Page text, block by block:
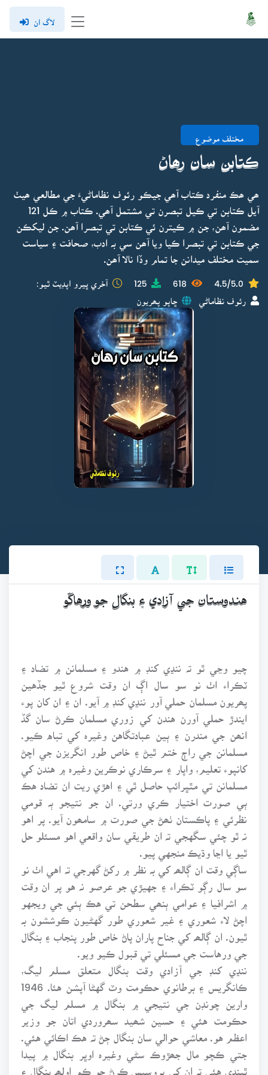
لاگ ان
مختلف موضوع
ڪتابن سان رھاڻ
ھي ھڪ منفرد ڪتاب آھي جيڪو رئوف نظاماڻيءَ جي مطالعي ھيٺ
آيل ڪتابن تي ڪيل تبصرن تي مشتمل آھي. ڪتاب ۾ ڪل 121
مضمون آھن، جن ۾ ڪيترن ئي ڪتابن تي تبصرا آھن. جن ليکڪن
جي ڪتابن تي تبصرا ڪيا ويا آھن سي بہ ادب، صحافت ۽ سياست
سميت مختلف ميدانن جا تمام وڏا نالا آھن.
4.5/5.0
618
125 آخري ڀيرو اپڊيٽ ٿيو:
رئوف نظاماڻي ڇاپو پھريون
هندوستان جي آزادي ۽ بنگال جو ورهاڱو
چيو وڃي ٿو تہ ننڍي کنڊ ۾ هندو ۽ مسلمانن ۾ تضاد ۽
ٽڪراء اٺ نو سو سال اڳ ان وقت شروع ٿيو جڏهين
پھريون مسلمان حملي آور ننڍي کنڊ ۾ آيو. ان ۽ ان کان پوء
ايندڙ حملي آورن هندن کي زوري مسلمان ڪرڻ سان گڏ
انھن جي مندرن ۽ ٻين عبادتگاهن وغيرہ کي تباه ڪيو.
مسلمانن جي راڄ ختم ٿيڻ ۽ خاص طور انگريزن جي اچڻ
کانپوء تعليم، واپار ۽ سرڪاري نوڪرين وغيرہ ۾ هندن کي
مسلمانن تي مٿڀرائپ حاصل ٿي ۽ اهڙي ريت ان تضاد هڪ
ٻي صورت اختيار ڪري ورتي. ان جو نتيجو ٻہ قومي
نظرئي ۽ پاڪستان ٺھڻ جي صورت ۾ سامھون آيو. پر اهو
نہ ٿو چئي سگهجي تہ ان طريقي سان واقعي اهو مسئلو حل
ٿيو يا اڃا وڌيڪ منجهي پيو.
ساڳي وقت ان ڳالھہ کي بہ نظر ۾ رکڻ گهرجي تہ اهي اٺ نو
سو سال رڳو ٽڪراء ۽ جهيڙي جو عرصو نہ هو پر ان وقت
۾ اشرافيا ۽ عوامي ٻنھي سطحن تي هڪ ٻئي جي ويجهو
اچڻ لاء شعوري ۽ غير شعوري طور گهڻيون ڪوششون بہ
ٿيون. ان ڳالھہ کي جناح پاران پاڻ خاص طور پنجاب ۽ بنگال
جي ورهاست جي مسئلي تي قبول ڪيو ويو.
ننڍي کنڊ جي آزادي وقت بنگال متعلق مسلم ليگ،
ڪانگريس ۽ برطانوي حڪومت وٽ گهڻا آپشن هئا. 1946
وارين چونڊن جي نتيجي ۾ بنگال ۾ مسلم ليگ جي
حڪومت هئي ۽ حسين شھيد سھروردي اتان جو وزير
اعظم هو. معاشي حوالي سان بنگال ڄڻ تہ هڪ اڪائي هئي.
جتي ڪچو مال جھڙوڪ سڻي وغيرہ اوڀر بنگال ۾ پيدا
ٿيندي هئي تہ ان کي پروسيس ڪرڻ جو ڪم اولھہ بنگال ۽